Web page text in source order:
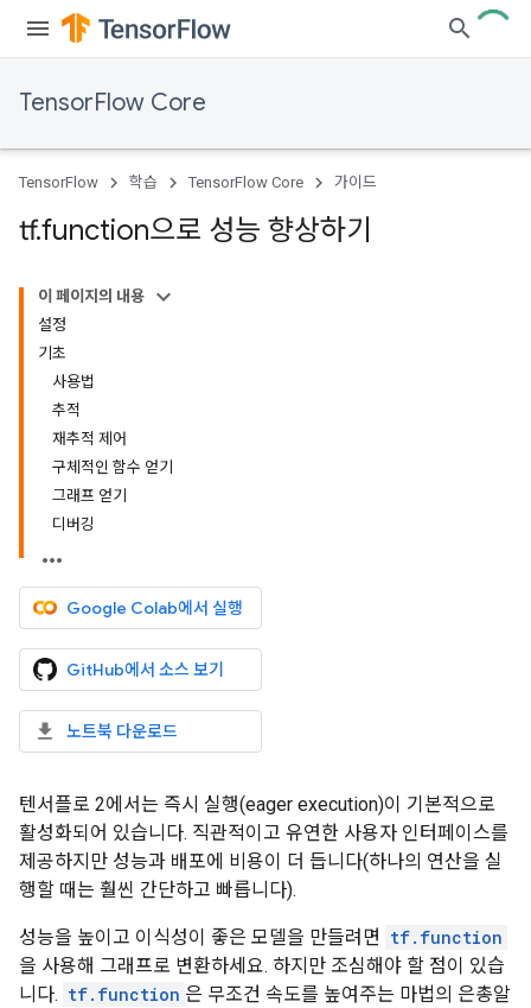
TensorFlow Core
TensorFlow 학습 TensorFlow Core 가이드
tf.function으로 성능 향상하기
이 페이지의 내용
설정
기초
사용법
추적
재추적 제어
구체적인 함수 얻기
그래프 얻기
디버깅
Google Colab에서 실행
GitHub에서 소스 보기
노트북 다운로드
텐서플로 2에서는 즉시 실행(eager execution)이 기본적으로
활성화되어 있습니다. 직관적이고 유연한 사용자 인터페이스를
제공하지만 성능과 배포에 비용이 더 듭니다(하나의 연산을 실
행할 때는 훨씬 간단하고 빠릅니다).
성능을 높이고 이식성이 좋은 모델을 만들려면 tf.function
을 사용해 그래프로 변환하세요. 하지만 조심해야 할 점이 있습
니다. tf.function 은 무조건 속도를 높여주는 마법의 은총알